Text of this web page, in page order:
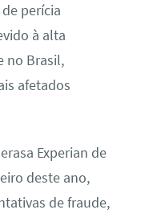
perícia
à alta
no Brasil,
afetados
Experian de
deste ano,
de fraude,